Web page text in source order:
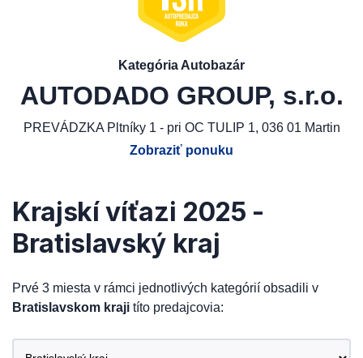
Kategória Autobazár
AUTODADO GROUP, s.r.o.
PREVÁDZKA Pltníky 1 - pri OC TULIP 1, 036 01 Martin
Zobraziť ponuku
Krajskí víťazi 2025 -
Bratislavský kraj
Prvé 3 miesta v rámci jednotlivých kategórií obsadili v
Bratislavskom kraji títo predajcovia: